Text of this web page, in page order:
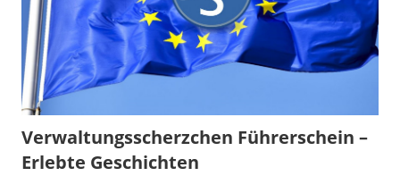
Verwaltungsscherzchen Führerschein –
Erlebte Geschichten